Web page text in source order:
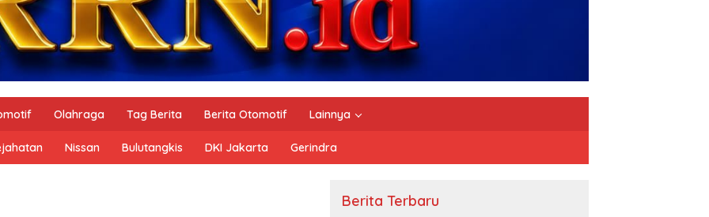
Olahraga Tag Berita Berita Otomotif Lainnya
Nissan Bulutangkis DKI Jakarta Gerindra
Berita Terbaru